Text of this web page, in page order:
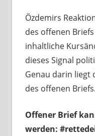
Özdemirs
des offenen
inhaltliche
dieses Signal
Genau darin liegt
des offenen Briefs.
Offener Brief
werden: